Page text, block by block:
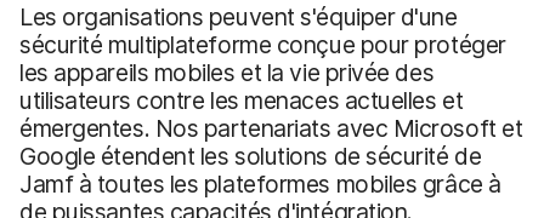
Les organisations peuvent s'équiper d'une
sécurité multiplateforme conçue pour protéger
les appareils mobiles et la vie privée des
utilisateurs contre les menaces actuelles et
émergentes. Nos partenariats avec Microsoft et
Google étendent les solutions de sécurité de
Jamf à toutes les plateformes mobiles grâce à
de puissantes capacités d'intégration.